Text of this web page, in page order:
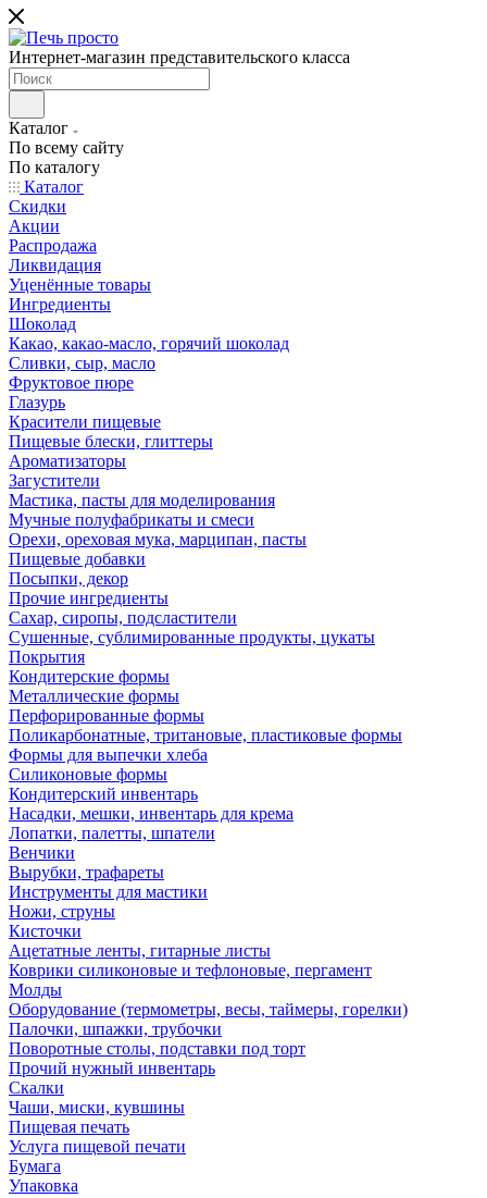
Интернет-магазин представительского класса
Каталог
По всему сайту
По каталогу
Каталог
Скидки
Акции
Распродажа
Ликвидация
Уценённые товары
Ингредиенты
Шоколад
Какао, какао-масло, горячий шоколад
Сливки, сыр, масло
Фруктовое пюре
Глазурь
Красители пищевые
Пищевые блески, глиттеры
Ароматизаторы
Загустители
Мастика, пасты для моделирования
Мучные полуфабрикаты и смеси
Орехи, ореховая мука, марципан, пасты
Пищевые добавки
Посыпки, декор
Прочие ингредиенты
Сахар, сиропы, подсластители
Сушенные, сублимированные продукты, цукаты
Покрытия
Кондитерские формы
Металлические формы
Перфорированные формы
Поликарбонатные, тритановые, пластиковые формы
Формы для выпечки хлеба
Силиконовые формы
Кондитерский инвентарь
Насадки, мешки, инвентарь для крема
Лопатки, палетты, шпатели
Венчики
Вырубки, трафареты
Инструменты для мастики
Ножи, струны
Кисточки
Ацетатные ленты, гитарные листы
Коврики силиконовые и тефлоновые, пергамент
Молды
Оборудование (термометры, весы, таймеры, горелки)
Палочки, шпажки, трубочки
Поворотные столы, подставки под торт
Прочий нужный инвентарь
Скалки
Чаши, миски, кувшины
Пищевая печать
Услуга пищевой печати
Бумага
Упаковка